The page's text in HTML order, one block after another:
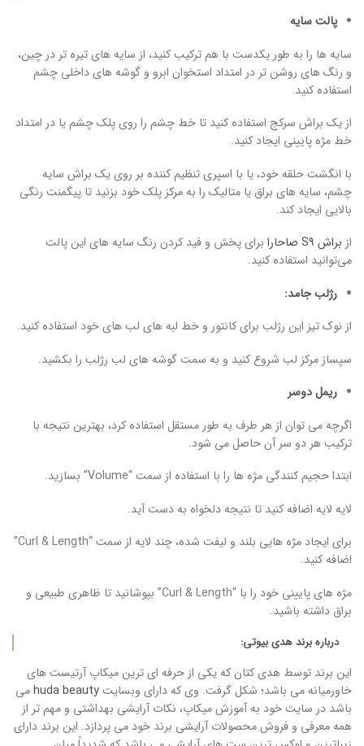
پالت سایه
سایه ها را به طور یکدست با هم ترکیب کنید، از سایه های تیره تر در چین،
و رنگ های روشن تر در امتداد استخوان ابرو و گوشه های داخلی چشم
استفاده کنید.
از یک براش سرکج استفاده کنید تا خط چشم را روی پلک چشم یا در امتداد
خط مژه پایینی ایجاد کنید.
با انگشت حلقه خود، یا با اسپری تنظیم کننده بر روی یک براش سایه
چشم، سایه های براق یا متالیک را به مرکز پلک خود بزنید تا پیگمنت رنگی
بالایی ایجاد کند.
از براش S9 صاحارا
برای پخش و فید کردن رنگ سایه های این پالت
می‌توانید استفاده کنید.
رژلب جامد:
از نوک تیز این رژلب برای کانتور و خط لبه های لب های خود استفاده کنید.
سپساز مرکز لب شروع کنید و به سمت گوشه های لب رژلب را بکشید.
ریمل دوسر
اگرچه می توان از هر طرف به طور مستقل استفاده کرد، بهترین نتیجه با
ترکیب هر دو سر آن حاصل می شود.
ابتدا حجیم کنندگی مژه ها را با استفاده از سمت “Volume” بسازید.
لایه لایه اضافه کنید تا نتیجه دلخواه به دست آید.
برای ایجاد مژه هایی بلند و لیفت شده، چند لایه از سمت “Curl & Length”
اضافه کنید.
مژه های پایینی خود را با “Curl & Length” بپوشانید تا ظاهری طبیعی و
براق داشته باشید.
درباره برند هدی بیوتی:
این برند توسط هدی کتان که یکی از حرفه ای ترین میکاپ آرتیست های
خاورمیانه می باشد؛ شکل گرفت. وی که دارای وبسایتhuda beautyمی
باشد در سایت خود به آموزش میکاپ، نکات آرایشی بهداشتی و مهم تر از
همه معرفی و فروش محصولات آرایشی برند خود می پردازد. این برند دارای